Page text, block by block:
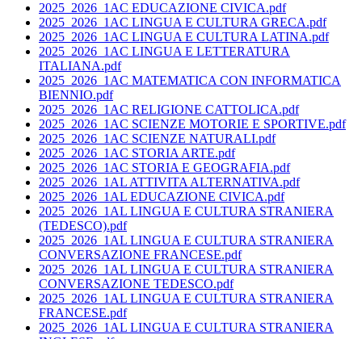
2025_2026_1AC EDUCAZIONE CIVICA.pdf
2025_2026_1AC LINGUA E CULTURA GRECA.pdf
2025_2026_1AC LINGUA E CULTURA LATINA.pdf
2025_2026_1AC LINGUA E LETTERATURA
ITALIANA.pdf
2025_2026_1AC MATEMATICA CON INFORMATICA
BIENNIO.pdf
2025_2026_1AC RELIGIONE CATTOLICA.pdf
2025_2026_1AC SCIENZE MOTORIE E SPORTIVE.pdf
2025_2026_1AC SCIENZE NATURALI.pdf
2025_2026_1AC STORIA ARTE.pdf
2025_2026_1AC STORIA E GEOGRAFIA.pdf
2025_2026_1AL ATTIVITA ALTERNATIVA.pdf
2025_2026_1AL EDUCAZIONE CIVICA.pdf
2025_2026_1AL LINGUA E CULTURA STRANIERA
(TEDESCO).pdf
2025_2026_1AL LINGUA E CULTURA STRANIERA
CONVERSAZIONE FRANCESE.pdf
2025_2026_1AL LINGUA E CULTURA STRANIERA
CONVERSAZIONE TEDESCO.pdf
2025_2026_1AL LINGUA E CULTURA STRANIERA
FRANCESE.pdf
2025_2026_1AL LINGUA E CULTURA STRANIERA